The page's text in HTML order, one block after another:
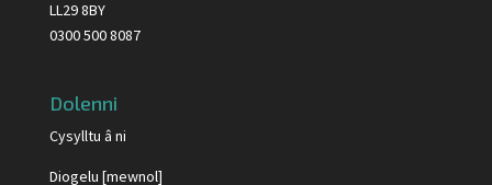
LL29 8BY
0300 500 8087
Dolenni
Cysylltu â ni
Diogelu [mewnol]